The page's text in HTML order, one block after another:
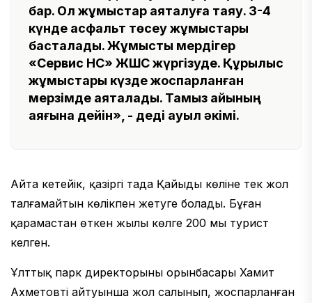
бар. Ол жұмыстар аяқталуға таяу. 3-4
күнде асфальт төсеу жұмыстары
басталады. Жұмысты мердігер
«Сервис НС» ЖШС жүргізуде. Құрылыс
жұмыстары күзде жоспарланған
мерзімде аяқталады. Тамыз айының
аяғына дейін», - деді ауыл әкімі.
Айта кетейік, қазіргі таңда Қайыңды көліне тек жол
талғамайтын көлікпен жетуге болады. Бұған
қарамастан өткен жылы көлге 200 мың турист
келген.
Ұлттық парк директорының орынбасары Хамит
Ахметовтің айтуынша жол салынып, жоспарланған